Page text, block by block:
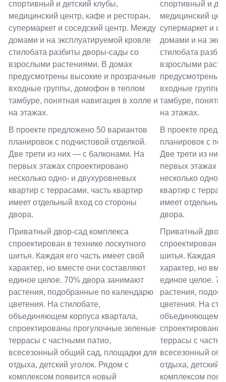
спортивный и детский клубы,
медицинский центр, кафе и ресторан,
супермаркет и соседский центр. Между
домами и на эксплуатируемой кровле
стилобата разбиты дворы-сады со
взрослыми растениями. В домах
предусмотрены высокие и прозрачные
входные группы, домофон в теплом
тамбуре, понятная навигация в холле и
на этажах.
В проекте предложено 50 вариантов
планировок с подчистовой отделкой.
Две трети из них — с балконами. На
первых этажах спроектировано
несколько одно- и двухуровневых
квартир с террасами, часть квартир
имеет отдельный вход со стороны
двора.
Приватный двор-сад комплекса
спроектирован в технике лоскутного
шитья. Каждая его часть имеет свой
характер, но вместе они составляют
единое целое. 70% двора занимают
растения, подобранные по календарю
цветения. На стилобате,
объединяющем корпуса квартала,
спроектированы прогулочные зеленые
террасы с частными патио,
всесезонный общий сад, площадки для
отдыха, детский уголок. Рядом с
комплексом появится новый
спортивный и
медицинский
супермаркет и
домами и на
стилобата
взрослыми
предусмотрены
входные
тамбуре,
на этажах.
В проекте
планировок с
Две трети из
первых этажах
несколько одно-
квартир с
имеет
двора.
Приватный
спроектирован в
шитья. Каждая
характер, но
единое целое.
растения,
цветения. На
объединяющем
спроектированы
террасы с
всесезонный
отдыха, детский
комплексом